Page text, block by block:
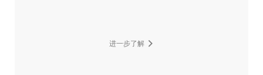
进一步了解